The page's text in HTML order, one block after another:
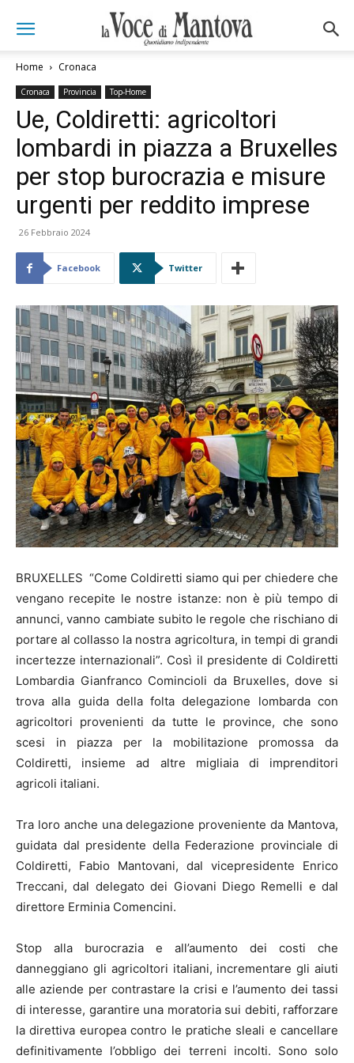
Home Cronaca
Cronaca Provincia Top-Home
Ue, Coldiretti: agricoltori
lombardi in piazza a Bruxelles
per stop burocrazia e misure
urgenti per reddito imprese
26 Febbraio 2024
Facebook Twitter
BRUXELLES “Come Coldiretti siamo qui per chiedere che
vengano recepite le nostre istanze: non è più tempo di
annunci, vanno cambiate subito le regole che rischiano di
portare al collasso la nostra agricoltura, in tempi di grandi
incertezze internazionali”. Così il presidente di Coldiretti
Lombardia Gianfranco Comincioli da Bruxelles, dove si
trova alla guida della folta delegazione lombarda con
agricoltori provenienti da tutte le province, che sono
scesi in piazza per la mobilitazione promossa da
Coldiretti, insieme ad altre migliaia di imprenditori
agricoli italiani.
Tra loro anche una delegazione proveniente da Mantova,
guidata dal presidente della Federazione provinciale di
Coldiretti, Fabio Mantovani, dal vicepresidente Enrico
Treccani, dal delegato dei Giovani Diego Remelli e dal
direttore Erminia Comencini.
Stop alla burocrazia e all’aumento dei costi che
danneggiano gli agricoltori italiani, incrementare gli aiuti
alle aziende per contrastare la crisi e l’aumento dei tassi
di interesse, garantire una moratoria sui debiti, rafforzare
la direttiva europea contro le pratiche sleali e cancellare
definitivamente l’obbligo dei terreni incolti. Sono solo